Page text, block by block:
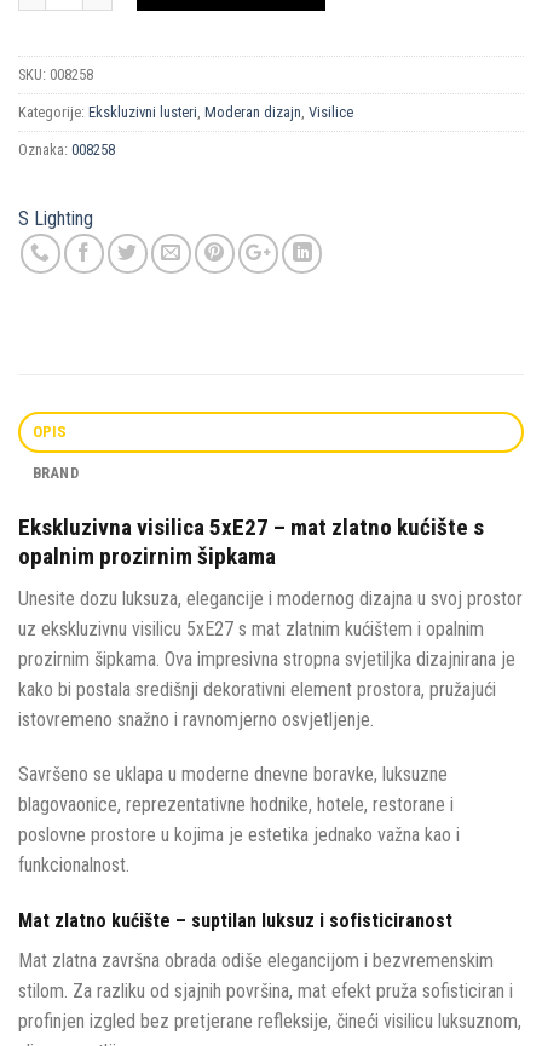
SKU: 008258
Kategorije: Ekskluzivni lusteri, Moderan dizajn, Visilice
Oznaka: 008258
S Lighting
OPIS
BRAND
Ekskluzivna visilica 5xE27 – mat zlatno kućište s
opalnim prozirnim šipkama
Unesite dozu luksuza, elegancije i modernog dizajna u svoj prostor
uz ekskluzivnu visilicu 5xE27 s mat zlatnim kućištem i opalnim
prozirnim šipkama. Ova impresivna stropna svjetiljka dizajnirana je
kako bi postala središnji dekorativni element prostora, pružajući
istovremeno snažno i ravnomjerno osvjetljenje.
Savršeno se uklapa u moderne dnevne boravke, luksuzne
blagovaonice, reprezentativne hodnike, hotele, restorane i
poslovne prostore u kojima je estetika jednako važna kao i
funkcionalnost.
Mat zlatno kućište – suptilan luksuz i sofisticiranost
Mat zlatna završna obrada odiše elegancijom i bezvremenskim
stilom. Za razliku od sjajnih površina, mat efekt pruža sofisticiran i
profinjen izgled bez pretjerane refleksije, čineći visilicu luksuznom,